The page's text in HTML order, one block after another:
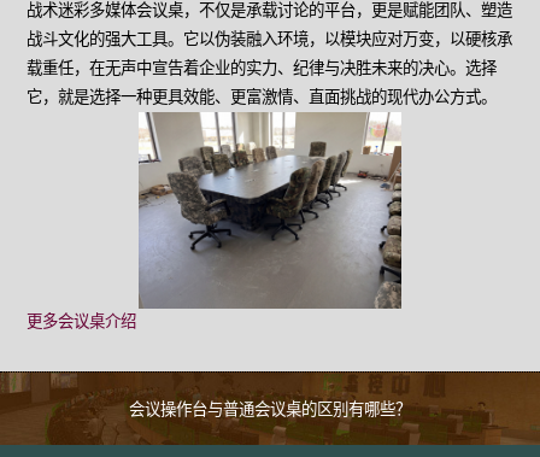
战术迷彩多媒体会议桌，不仅是承载讨论的平台，更是赋能团队、塑造
战斗文化的强大工具。它以伪装融入环境，以模块应对万变，以硬核承
载重任，在无声中宣告着企业的实力、纪律与决胜未来的决心。选择
它，就是选择一种更具效能、更富激情、直面挑战的现代办公方式。
更多会议桌介绍
会议操作台与普通会议桌的区别有哪些？